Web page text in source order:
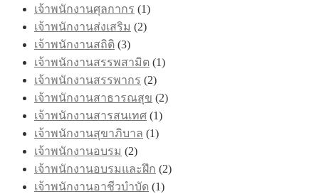
เจ้าพนักงานศุลกากร (1)
เจ้าพนักงานส่งเสริม (2)
เจ้าพนักงานสถิติ (3)
เจ้าพนักงานสรรพสามิต (1)
เจ้าพนักงานสรรพากร (2)
เจ้าพนักงานสาธารณสุข (2)
เจ้าพนักงานสารสนเทศ (1)
เจ้าพนักงานสุขาภิบาล (1)
เจ้าพนักงานอบรม (2)
เจ้าพนักงานอบรมและฝึก (2)
เจ้าพนักงานอาชีวบำบัด (1)